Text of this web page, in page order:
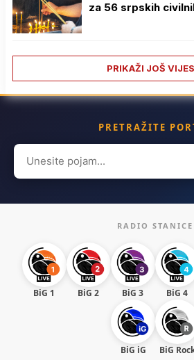
za 56 srpskih
PRIKAŽI JOŠ
PRETRAŽITE
Search
for:
RADIO STANICE
BiG 1 BiG 2 BiG 3 BiG 4
BiG iG BiG